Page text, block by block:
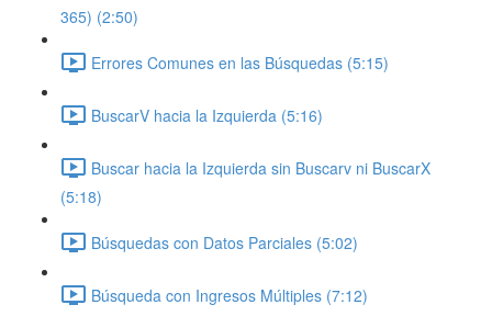
365) (2:50)
Errores Comunes en las Búsquedas (5:15)
BuscarV hacia la Izquierda (5:16)
Buscar hacia la Izquierda sin Buscarv ni BuscarX
(5:18)
Búsquedas con Datos Parciales (5:02)
Búsqueda con Ingresos Múltiples (7:12)